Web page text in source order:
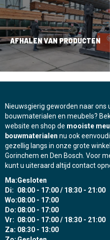
AFHALEN VAN PRODUCTEN
Nieuwsgierig geworden naar
bouwmaterialen en meubels?
website en shop de mooiste
bouwmaterialen nu ook
gezellig langs in onze grote
Gorinchem en Den Bosch. Voor
kunt u uiteraard altijd contact
Ma:Gesloten
Di: 08:00 - 17:00 / 18:30 - 21:00
Wo:08:00 - 17:00
Do: 08:00 - 17:00
Vr: 08:00 - 17:00 / 18:30 - 21:00
Za: 08:30 - 13:00